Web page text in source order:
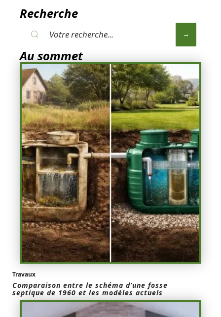
Recherche
Au sommet
Travaux
Comparaison entre le schéma d’une fosse
septique de 1960 et les modèles actuels